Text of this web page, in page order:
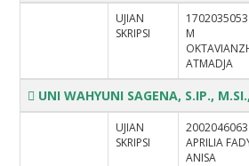
UJIAN
SKRIPSI
M
ATMADJA
UNI WAHYUNI SAGENA, S.IP.,
UJIAN
SKRIPSI
APRILIA
ANISA